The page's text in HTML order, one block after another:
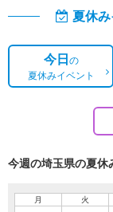
夏休
今日の
夏休みイベント
今週の埼玉県の夏休
月 火